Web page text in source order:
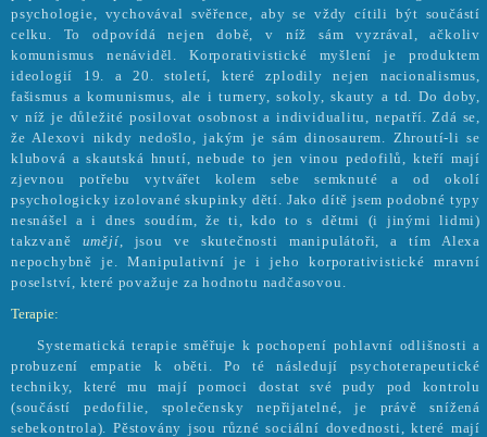
psychologie, vychovával svěřence, aby se vždy cítili být součástí
celku. To odpovídá nejen době, v níž sám vyzrával, ačkoliv
komunismus nenáviděl. Korporativistické myšlení je produktem
ideologií 19. a 20. století, které zplodily nejen nacionalismus,
fašismus a komunismus, ale i turnery, sokoly, skauty a td. Do doby,
v níž je důležité posilovat osobnost a individualitu, nepatří. Zdá se,
že Alexovi nikdy nedošlo, jakým je sám dinosaurem. Zhroutí-li se
klubová a skautská hnutí, nebude to jen vinou pedofilů, kteří mají
zjevnou potřebu vytvářet kolem sebe semknuté a od okolí
psychologicky izolované skupinky dětí. Jako dítě jsem podobné typy
nesnášel a i dnes soudím, že ti, kdo to s dětmi (i jinými lidmi)
takzvaně umějí, jsou ve skutečnosti manipulátoři, a tím Alexa
nepochybně je. Manipulativní je i jeho korporativistické mravní
poselství, které považuje za hodnotu nadčasovou.
Terapie:
Systematická terapie směřuje k pochopení pohlavní odlišnosti a
probuzení empatie k oběti. Po té následují psychoterapeutické
techniky, které mu mají pomoci dostat své pudy pod kontrolu
(součástí pedofilie, společensky nepřijatelné, je právě snížená
sebekontrola). Pěstovány jsou různé sociální dovednosti, které mají